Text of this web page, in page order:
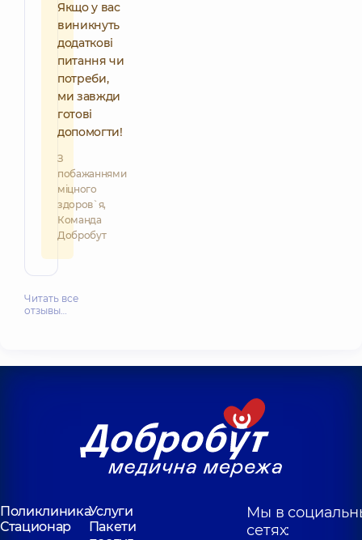
Якщо у вас
виникнуть
додаткові
питання чи
потреби,
ми завжди
готові
допомогти!
З
побажаннями
міцного
здоров`я,
Команда
Добробут
Читать все
отзывы…
ПоликлиникаУслуги
Стационар
Пакети
Мы в
сетях: